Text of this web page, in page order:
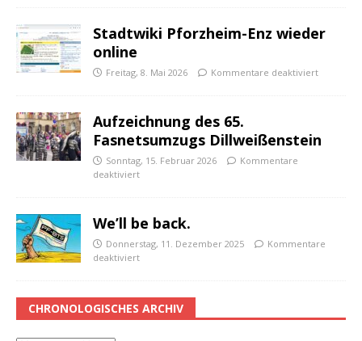
Stadtwiki Pforzheim-Enz wieder
online
Freitag, 8. Mai 2026 Kommentare deaktiviert
Aufzeichnung des 65.
Fasnetsumzugs Dillweißenstein
Sonntag, 15. Februar 2026
Kommentare
deaktiviert
We’ll be back.
Donnerstag, 11. Dezember 2025
Kommentare
deaktiviert
CHRONOLOGISCHES ARCHIV